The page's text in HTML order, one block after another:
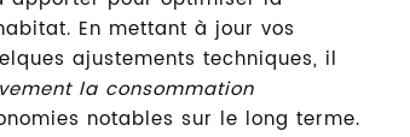
En mettant à jour vos
ajustements techniques, il
la consommation
notables sur le long terme.